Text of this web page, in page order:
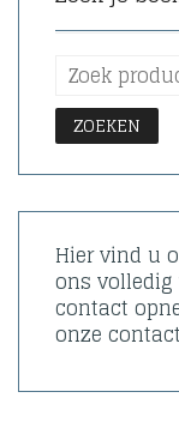
ZOEKEN
Hier vind u
ons
contact
onze